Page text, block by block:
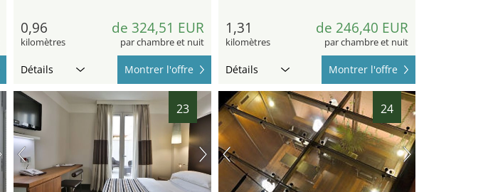
0,96
kilomètres
de 324,51 EUR
par chambre et nuit
Détails Montrer l'offre
1,31
kilomètres
de 246,40 EUR
par chambre et nuit
Détails Montrer l'offre
23 24